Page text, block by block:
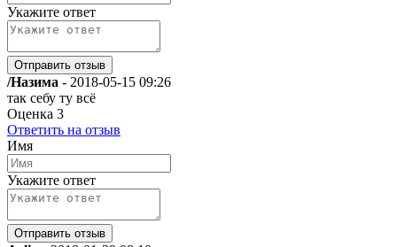
Укажите ответ
/Назима - 2018-05-15 09:26
так себу ту всё
Оценка 3
Ответить на отзыв
Имя
Укажите ответ